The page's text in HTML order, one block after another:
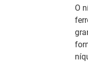
O